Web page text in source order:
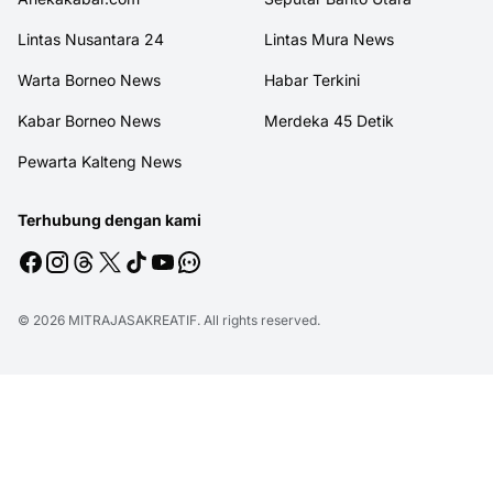
Lintas Nusantara 24 Lintas Mura News
Warta Borneo News Habar Terkini
Kabar Borneo News Merdeka 45 Detik
Pewarta Kalteng News
Terhubung dengan kami
© 2026 MITRAJASAKREATIF. All rights reserved.